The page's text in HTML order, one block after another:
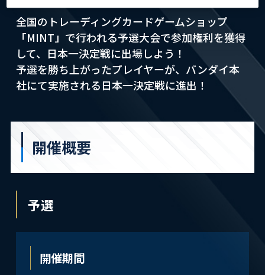
全国のトレーディングカードゲームショップ
「MINT」で行われる予選大会で参加権利を獲得
して、日本一決定戦に出場しよう！
予選を勝ち上がったプレイヤーが、バンダイ本
社にて実施される日本一決定戦に進出！
開催概要
予選
開催期間